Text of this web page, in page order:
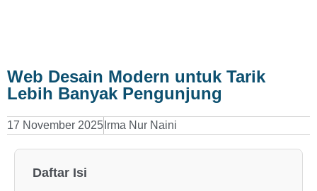
Web Desain Modern untuk Tarik
Lebih Banyak Pengunjung
17 November 2025 Irma Nur Naini
Daftar Isi